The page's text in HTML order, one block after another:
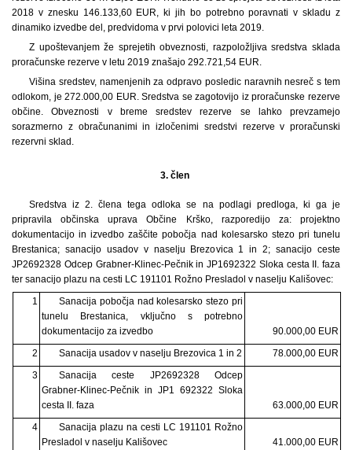
2018 v znesku 146.133,60 EUR, ki jih bo potrebno poravnati v skladu z
dinamiko izvedbe del, predvidoma v prvi polovici leta 2019.
Z upoštevanjem že sprejetih obveznosti, razpoložljiva sredstva sklada
proračunske rezerve v letu 2019 znašajo 292.721,54 EUR.
Višina sredstev, namenjenih za odpravo posledic naravnih nesreč s tem
odlokom, je 272.000,00 EUR. Sredstva se zagotovijo iz proračunske rezerve
občine. Obveznosti v breme sredstev rezerve se lahko prevzamejo
sorazmerno z obračunanimi in izločenimi sredstvi rezerve v proračunski
rezervni sklad.
3. člen
Sredstva iz 2. člena tega odloka se na podlagi predloga, ki ga je
pripravila občinska uprava Občine Krško, razporedijo za: projektno
dokumentacijo in izvedbo zaščite pobočja nad kolesarsko stezo pri tunelu
Brestanica; sanacijo usadov v naselju Brezovica 1 in 2; sanacijo ceste
JP2692328 Odcep Grabner-Klinec-Pečnik in JP1692322 Sloka cesta II. faza
ter sanacijo plazu na cesti LC 191101 Rožno Presladol v naselju Kališovec:
1
Sanacija pobočja nad kolesarsko stezo pri
tunelu Brestanica, vključno s potrebno
dokumentacijo za izvedbo
90.000,00 EUR
2
Sanacija usadov v naselju Brezovica 1 in 2
78.000,00 EUR
3
Sanacija ceste JP2692328 Odcep
Grabner-Klinec-Pečnik in JP1 692322 Sloka
cesta II. faza
63.000,00 EUR
4
Sanacija plazu na cesti LC 191101 Rožno
Presladol v naselju Kališovec
41.000,00 EUR